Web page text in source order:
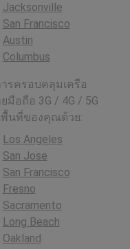
Jacksonville
San Francisco
Austin
Columbus
รครอบคลุมเครือ
มือถือ 3G / 4G / 5G
นที่ของคุณด้วย:
Los Angeles
San Jose
San Francisco
Fresno
Sacramento
Long Beach
Oakland